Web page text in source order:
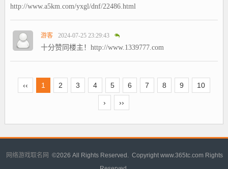
http://www.a5km.com/yxgl/dnf/22486.html
游客 2024-07-25 23:29:43
十分赞同楼主！http://www.1339777.com
‹‹ 1 2 3 4 5 6 7 8 9 10
› ››
网络游戏取名网 ©2026 All Rights Reserved. Copyright www.365tc.com Rights